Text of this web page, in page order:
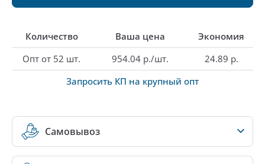
Количество Ваша цена
Экономия
Опт от 52 шт.
954.04 р./шт.
24.89 р.
Запросить КП на крупный опт
Самовывоз